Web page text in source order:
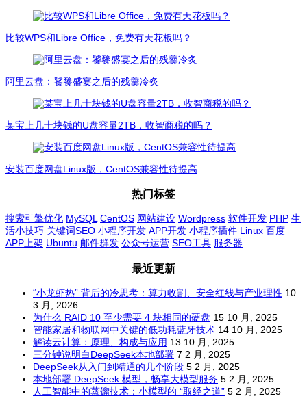
比较WPS和Libre Office，免费有天花板吗？
阿里云盘：饕餮盛宴之后的残羹冷炙
某宝上几十块钱的U盘容量2TB，收智商税的吗？
安装百度网盘Linux版，CentOS兼容性待提高
热门标签
搜索引擎优化 MySQL CentOS 网站建设 Wordpress 软件开发 PHP 生
活小技巧 关键词SEO 小程序开发 APP开发 小程序插件 Linux 百度
APP上架 Ubuntu 邮件群发 公众号运营 SEO工具 服务器
最近更新
“小龙虾热” 背后的冷思考：算力收割、安全红线与产业理性 10
3 月, 2026
为什么 RAID 10 至少需要 4 块相同的硬盘 15 10 月, 2025
智能家居和物联网中关键的低功耗蓝牙技术 14 10 月, 2025
解读云计算：原理、构成与应用 13 10 月, 2025
三分钟说明白DeepSeek本地部署 7 2 月, 2025
DeepSeek从入门到精通的几个阶段 5 2 月, 2025
本地部署 DeepSeek 模型，畅享大模型服务 5 2 月, 2025
人工智能中的蒸馏技术：小模型的 “取经之道” 5 2 月, 2025